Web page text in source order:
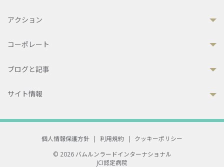
アクション
コーポレート
ブログと記事
サイト情報
個人情報保護方針 | 利用規約 |
クッキーポリシー
© 2026 バムルンラードインターナショナル
JCI認定病院